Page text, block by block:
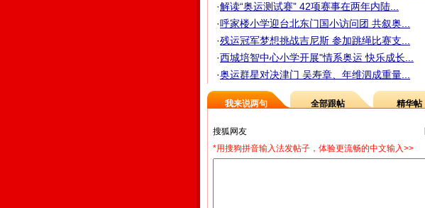
·解读“奥运测试赛” 42项赛事在两年内陆...
·呼家楼小学迎台北东门国小访问团 共叙奥...
·残运冠军梦想挑战吉尼斯 参加跳绳比赛支...
·西城培智中心小学开展"情系奥运 快乐成长...
·奥运群星对决津门 吴寿章、年维泗成重量...
我来说两句 全部跟帖 精华帖
*用搜狗拼音输入法发帖子，体验更流畅的中文输入>>